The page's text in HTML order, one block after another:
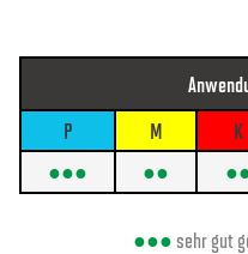
P
M K
●●●
●●
●●●sehr gut